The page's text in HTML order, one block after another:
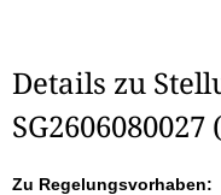
Details zu
SG2606080027 (
Zu Regelungsvorhaben: